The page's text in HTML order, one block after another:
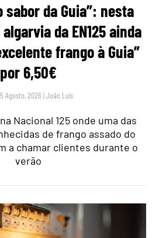
sabor da Guia”: nesta
da EN125 ainda
frango à Guia”
por 6,50€
Agosto, 2026 |João Luís
Nacional 125 onde uma das
de frango assado do
a chamar clientes durante o
verão